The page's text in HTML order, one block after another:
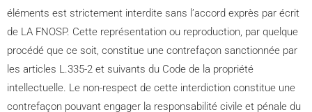
éléments est strictement interdite sans l’accord exprès par écrit
de LA FNOSP. Cette représentation ou reproduction, par quelque
procédé que ce soit, constitue une contrefaçon sanctionnée par
les articles L.335-2 et suivants du Code de la propriété
intellectuelle. Le non-respect de cette interdiction constitue une
contrefaçon pouvant engager la responsabilité civile et pénale du